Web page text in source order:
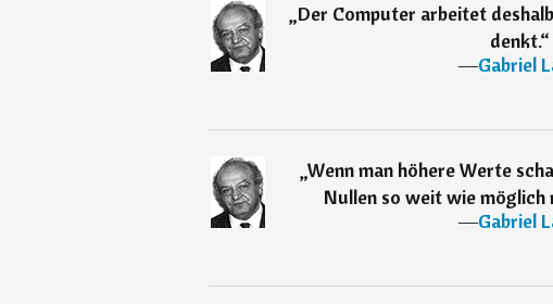
„Der Computer arbeitet
denkt.“
―Gabriel
„Wenn man höhere Werte
Nullen so weit wie möglich
―Gabriel